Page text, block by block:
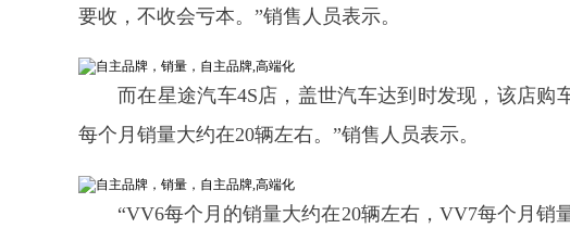
要收，不收会亏本。”销售人员表示。
而在星途汽车4S店，盖世汽车达到时发现，该店
每个月销量大约在20辆左右。”销售人员表示。
“VV6每个月的销量大约在20辆左右，VV7每个月销